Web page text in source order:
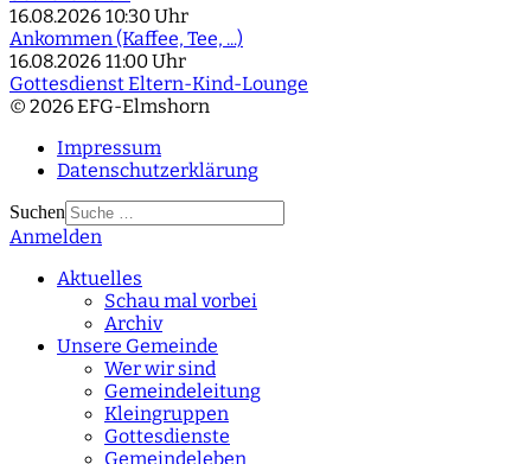
16.08.2026 10:30 Uhr
Ankommen (Kaffee, Tee, ...)
16.08.2026 11:00 Uhr
Gottesdienst Eltern-Kind-Lounge
© 2026 EFG-Elmshorn
Impressum
Datenschutzerklärung
Suchen
Type 2 or more
Anmelden
Aktuelles
Schau mal vorbei
Archiv
Unsere Gemeinde
Wer wir sind
Gemeindeleitung
Kleingruppen
Gottesdienste
Gemeindeleben